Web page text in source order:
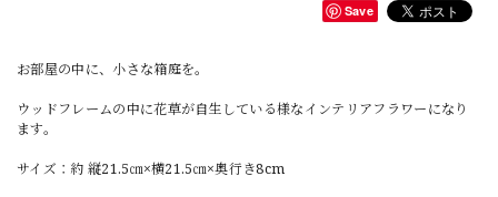
Save
お部屋の中に、小さな箱庭を。
ウッドフレームの中に花草が自生している様なインテリアフラワーになり
ます。
サイズ：約 縦21.5㎝×横21.5㎝×奥行き8cm